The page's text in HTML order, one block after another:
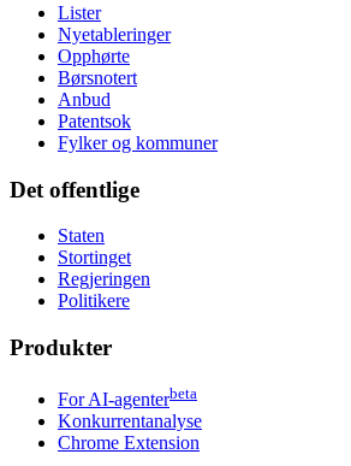
Lister
Nyetableringer
Opphørte
Børsnotert
Anbud
Patentsok
Fylker og kommuner
Det offentlige
Staten
Stortinget
Regjeringen
Politikere
Produkter
For AI-agenterbeta
Konkurrentanalyse
Chrome Extension